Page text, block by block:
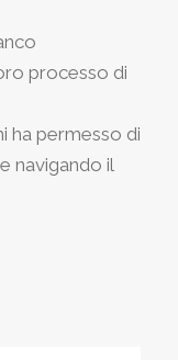
processo di
ha permesso di
navigando il